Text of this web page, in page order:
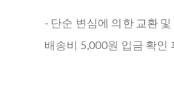
- 단순 변심에 의한 교환
배송비 5,000원 입금 확인